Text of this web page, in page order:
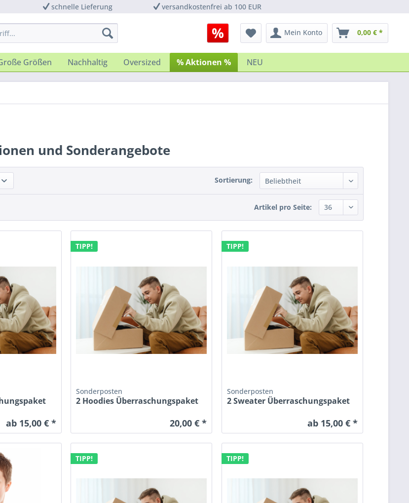
schnelle Lieferung versandkostenfrei ab 100 EUR
Mein Konto 0,00 € *
Größen Nachhaltig Oversized % Aktionen % NEU
und Sonderangebote
Sortierung:
Artikel pro Seite:
ab 15,00 € *
TIPP!
Sonderposten
2 Hoodies Überraschungspaket
20,00 € *
TIPP!
Sonderposten
2 Sweater Überraschungspaket
ab 15,00 € *
TIPP! TIPP!